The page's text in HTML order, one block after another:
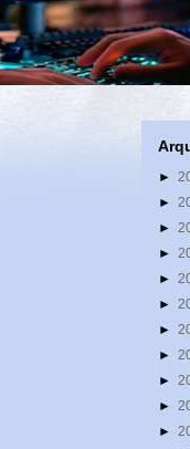
►
►
►
►
►
►
►
►
►
►
►